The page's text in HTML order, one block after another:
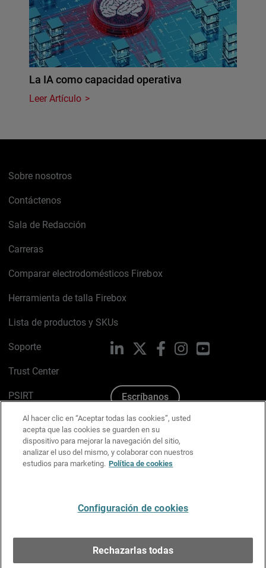
La IA como capacidad operativa
Leer Artículo
Sobre nosotros
Contáctenos
Sala de Redacción
Carreras
Comparar electrodomésticos Firebox
Herramienta de talla Firebox
Lista de productos y SKUs
Soporte
Trust Center
PSIRT
Política de cookies
Política de privacidad
Kit de medios y marca
LinkedIn FacebookInstagramYouTube
Escríbanos
Al hacer clic en “Aceptar todas las cookies”, usted
acepta que las cookies se guarden en su
dispositivo para mejorar la navegación del sitio,
analizar el uso del mismo, y colaborar con nuestros
estudios para marketing. Política de cookies
Configuración de cookies
Rechazarlas todas